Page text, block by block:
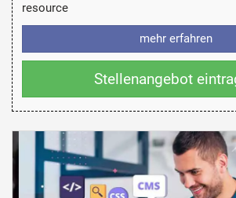
resource
mehr erfahren
Stellenangebot